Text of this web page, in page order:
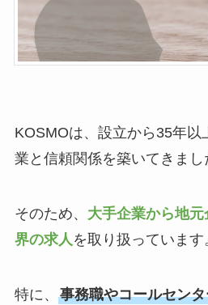
KOSMOは、設立から35年以
業と信頼関係を築いてきまし
そのため、 大手企業から地
界の求人 を取り扱っています
特に、 事務職やコールセン